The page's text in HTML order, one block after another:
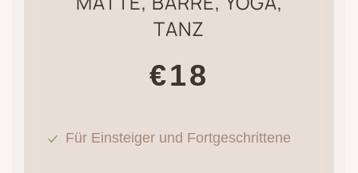
TANZ
€18
Für Einsteiger und Fortgeschrittene